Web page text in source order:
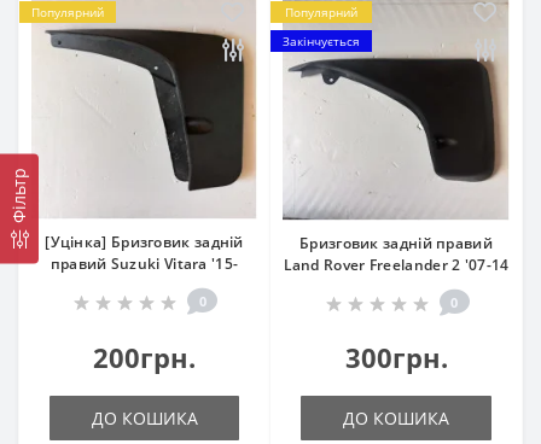
Фільтр
Популярний
[Уцінка] Бризговик задній
правий Suzuki Vitara '15-
0
200грн.
ДО КОШИКА
Популярний
Закінчується
Бризговик задній правий
Land Rover Freelander 2 '07-14
0
300грн.
ДО КОШИКА